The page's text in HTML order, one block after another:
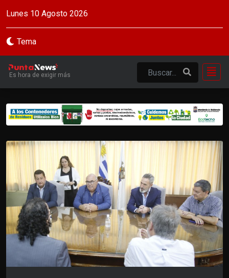
Lunes 10 Agosto 2026
Tema
Es hora de exigir más